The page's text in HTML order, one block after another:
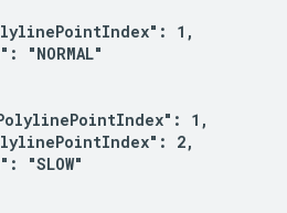
1,
"NORMAL"
1,
2,
"SLOW"